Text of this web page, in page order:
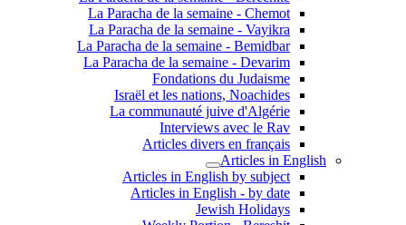
La Paracha de la semaine - Chemot
La Paracha de la semaine - Vayikra
La Paracha de la semaine - Bemidbar
La Paracha de la semaine - Devarim
Fondations du Judaisme
Israël et les nations, Noachides
La communauté juive d'Algérie
Interviews avec le Rav
Articles divers en français
Articles in English
Articles in English by subject
Articles in English - by date
Jewish Holidays